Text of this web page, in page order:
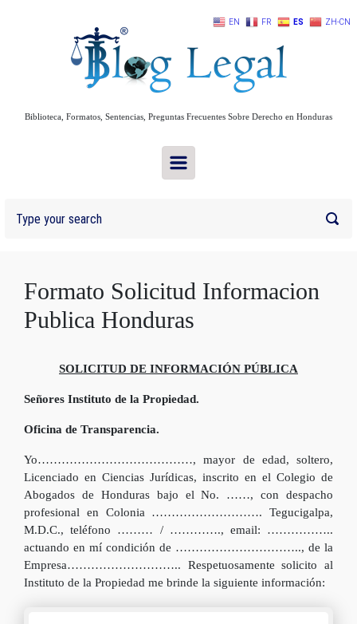
Biblioteca, Formatos, Sentencias, Preguntas Frecuentes Sobre Derecho en Honduras
Formato Solicitud Informacion
Publica Honduras
SOLICITUD DE INFORMACIÓN PÚBLICA
Señores Instituto de la Propiedad.
Oficina de Transparencia.
Yo…………………………………, mayor de edad, soltero,
Licenciado en Ciencias Jurídicas, inscrito en el Colegio de
Abogados de Honduras bajo el No. ……, con despacho
profesional en Colonia ………………………. Tegucigalpa,
M.D.C., teléfono ……… / …………., email: ……………..
actuando en mí condición de ………………………….., de la
Empresa……………………….. Respetuosamente solicito al
Instituto de la Propiedad me brinde la siguiente información:
EN FR ES ZH-CN